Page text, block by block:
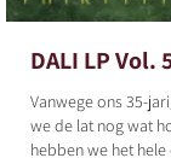
to all
website.
DALI LP Vol.
Vanwege ons 35-
we de lat nog wat
hebben we het